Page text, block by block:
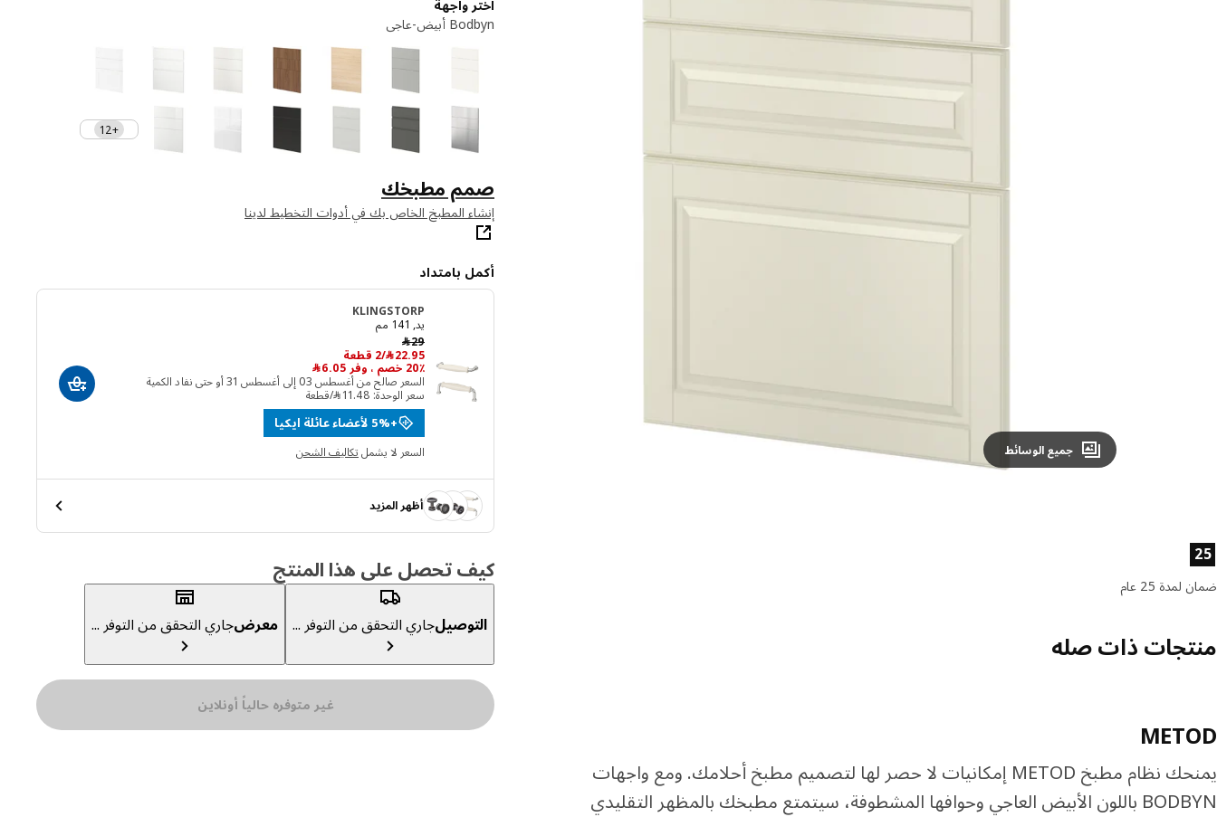
Image zoomed out, normal view
جميع الوسائط
اختر واجهة
Bodbyn أبيض-عاجي
+12
صمم مطبخك
إنشاء المطبخ الخاص بك في أدوات التخطيط لدينا
أكمل بامتداد
KLINGSTORP
يد, 141 مم
﷼29
السعر السابق ﷼ 29
﷼22.95 /2 قطعة
20٪ خصم ، وفر ‭6.05‬ ﷼
السعر صالح من أغسطس 03 إلى أغسطس 31 أو حتى نفاد الكمية
سعر الوحدة: ‭11.48‬ ﷼/قطعة
+5% لأعضاء عائلة ايكيا
السعر لا يشمل تكاليف الشحن
أضف إلى سلة
أظهر المزيد
كيف تحصل على هذا المنتج
التوصيلجاري التحقق من التوفر ... معرضجاري التحقق من التوفر ...
غير متوفره حالياً أونلاين
خصائص المنتج
25
ضمان لمدة 25 عام
منتجات ذات صله
METOD
يمنحك نظام مطبخ METOD إمكانيات لا حصر لها لتصميم مطبخ أحلامك. ومع واجهات
BODBYN باللون الأبيض العاجي وحوافها المشطوفة، سيتمتع مطبخك بالمظهر التقليدي